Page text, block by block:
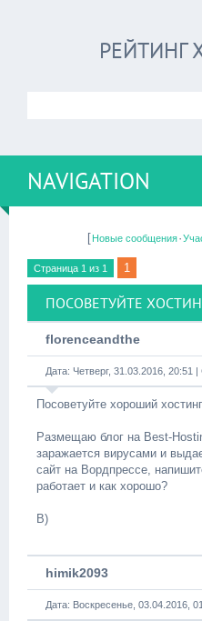
РЕЙТИНГ
NAVIGATION
[Новые сообщения·
Страница 1 из 1 1
ПОСОВЕТУЙТЕ ХОСТИНГ
florenceandthe
Дата: Четверг, 31.03.2016, 20:51
Посоветуйте хороший
Размещаю блог на Best-
заражается вирусами и
сайт на Вордпрессе,
работает и как хорошо?
B)
himik2093
Дата: Воскресенье, 03.04.2016,